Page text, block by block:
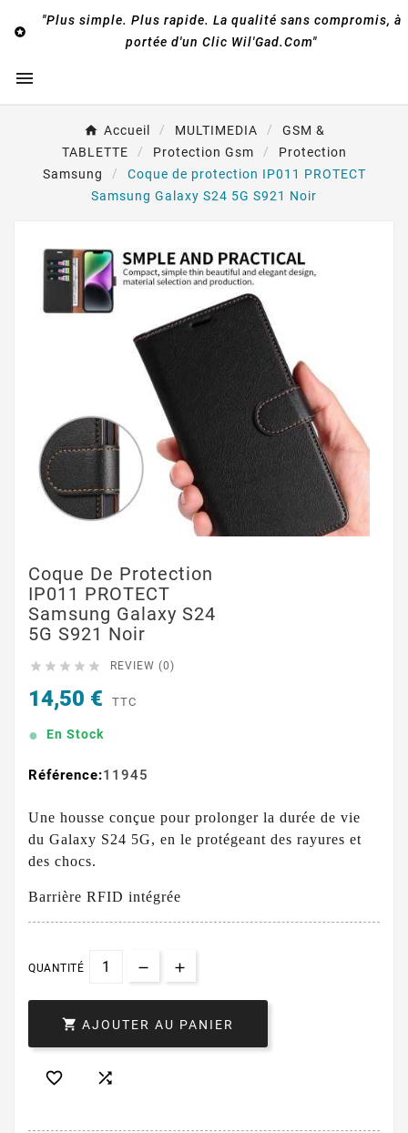

"Plus simple. Plus rapide. La qualité sans compromis, à
portée d'un Clic Wil'Gad.Com"

Accueil MULTIMEDIA
GSM &
TABLETTE
Protection Gsm
Protection
Samsung
Coque de protection IP011 PROTECT
Samsung Galaxy S24 5G S921 Noir
Coque De Protection
IP011 PROTECT
Samsung Galaxy S24
5G S921 Noir
     REVIEW (0)
14,50 € TTC
En Stock
Référence:11945
Une housse conçue pour prolonger la durée de vie
du Galaxy S24 5G, en le protégeant des rayures et
des chocs.
Barrière RFID intégrée
QUANTITÉ
 AJOUTER AU PANIER
 